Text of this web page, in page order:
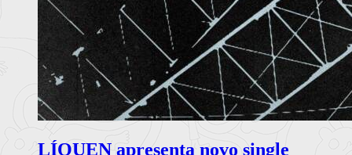
LÍQUEN apresenta novo single